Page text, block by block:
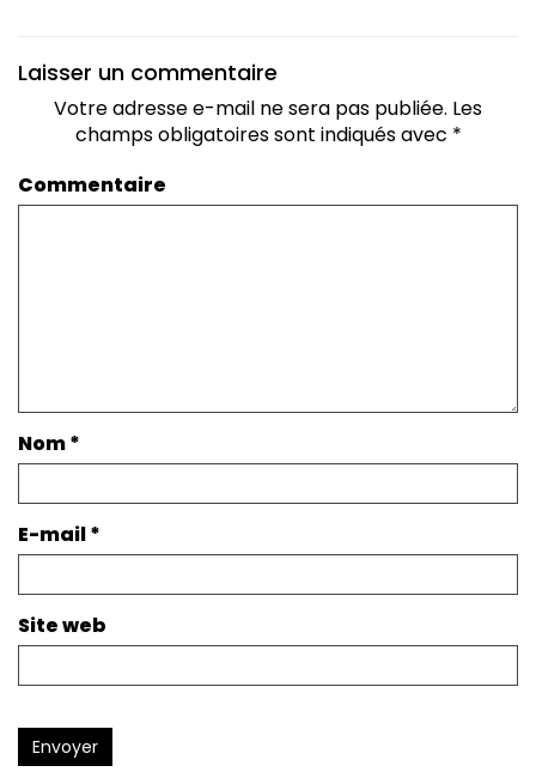
Laisser un commentaire
Votre adresse e-mail ne sera pas publiée. Les
champs obligatoires sont indiqués avec *
Commentaire
Nom*
E-mail*
Site web
Envoyer